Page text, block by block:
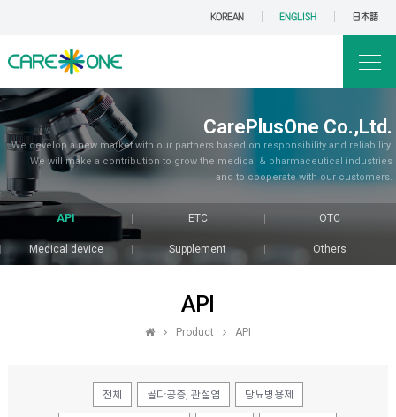
KOREAN ENGLISH 日本語
CarePlusOne Co.,Ltd.
We develop a new market with our partners based on responsibility and reliability.
We will make a contribution to grow the medical & pharmaceutical industries
and to cooperate with our customers.
API ETC OTC
Medical device Supplement Others
API
Product API
전체 골다공증, 관절염 당뇨병용제